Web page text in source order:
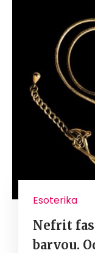
Esoterika
Nefrit
barvou.